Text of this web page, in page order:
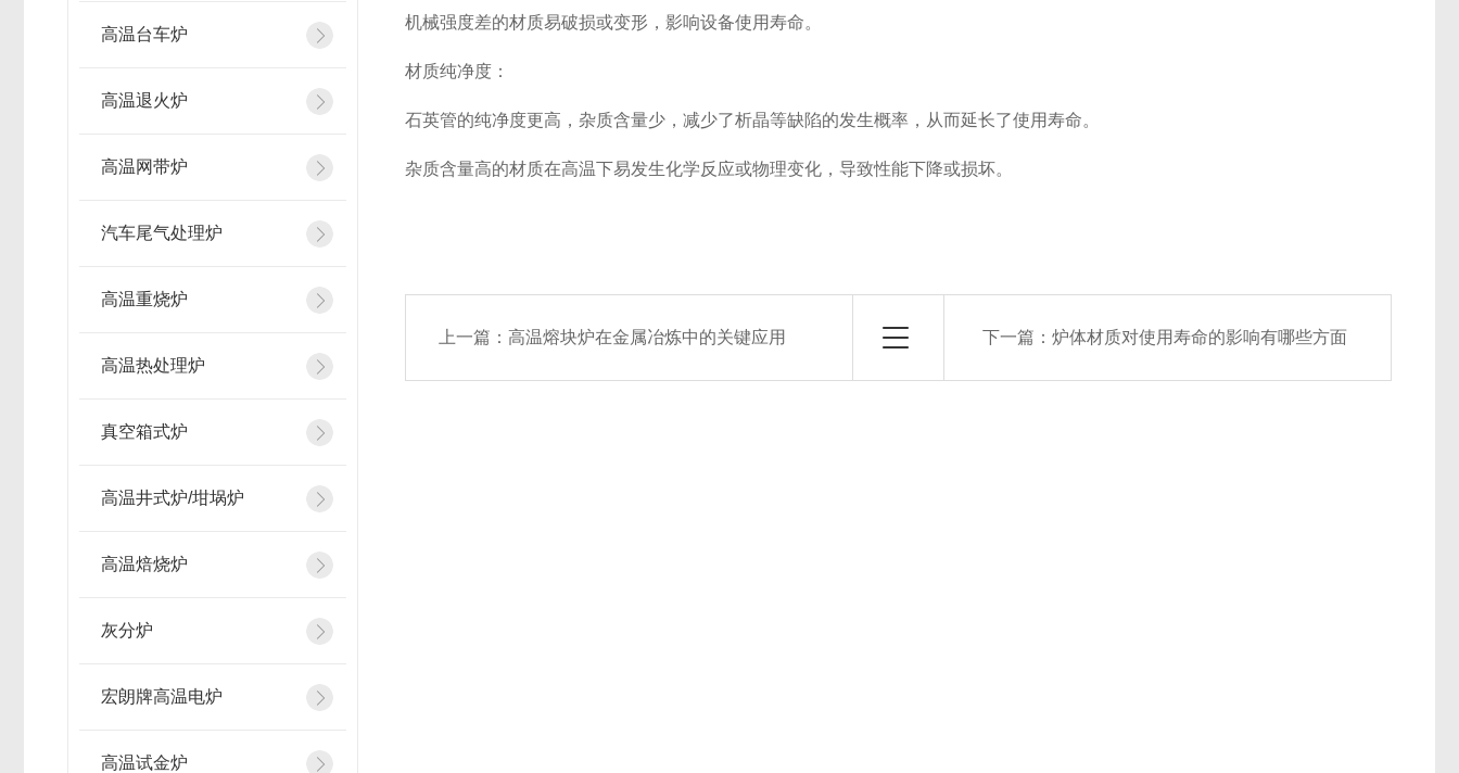
高温台车炉
高温退火炉
高温网带炉
汽车尾气处理炉
高温重烧炉
高温热处理炉
真空箱式炉
高温井式炉/坩埚炉
高温焙烧炉
灰分炉
宏朗牌高温电炉
高温试金炉
机械强度差的材质易破损或变形，影响设备使用寿命。
材质纯净度：
石英管的纯净度更高，杂质含量少，减少了析晶等缺陷的发生概率，从而延长了使用寿命。
杂质含量高的材质在高温下易发生化学反应或物理变化，导致性能下降或损坏。
上一篇：高温熔块炉在金属冶炼中的关键应用 下一篇： 炉体材质对使用寿命的影响有哪些方面